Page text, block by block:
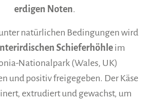
erdigen Noten.
natürlichen Bedingungen wird
Schieferhöhle im
Nationalpark (Wales, UK)
und positiv freigegeben. Der Käse
extrudiert und gewachst, um